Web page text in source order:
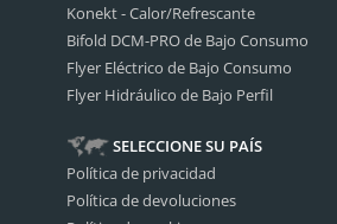
Konekt - Calor/Refrescante
Bifold DCM-PRO de Bajo Consumo
Flyer Eléctrico de Bajo Consumo
Flyer Hidráulico de Bajo Perfil
SELECCIONE SU PAÍS
Política de privacidad
Política de devoluciones